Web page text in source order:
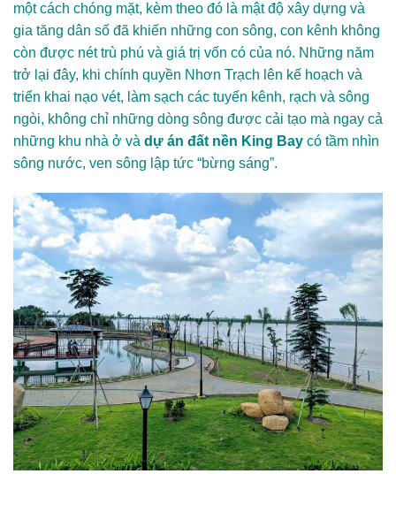
một cách chóng mặt, kèm theo đó là mật độ xây dựng và
gia tăng dân số đã khiến những con sông, con kênh không
còn được nét trù phú và giá trị vốn có của nó. Những năm
trở lại đây, khi chính quyền Nhơn Trạch lên kế hoạch và
triển khai nạo vét, làm sạch các tuyến kênh, rạch và sông
ngòi, không chỉ những dòng sông được cải tạo mà ngay cả
những khu nhà ở và dự án đất nền King Bay có tầm nhìn
sông nước, ven sông lập tức “bừng sáng”.